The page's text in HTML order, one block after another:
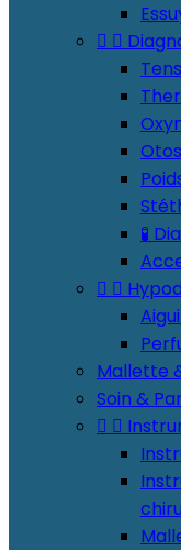
 
🧪
 
Mallette
Soin &
 